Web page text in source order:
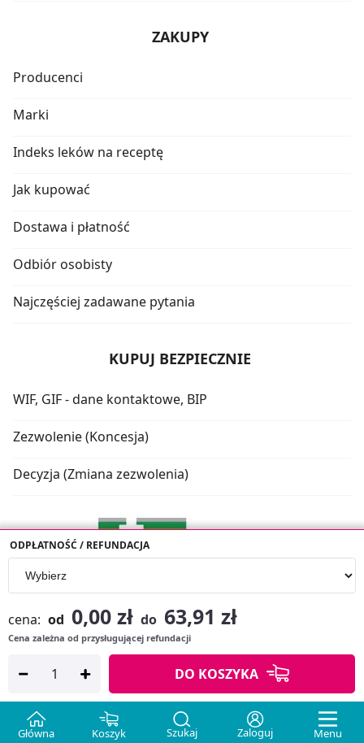
Główna Koszyk Szukaj Zaloguj Menu
ODPŁATNOŚĆ / REFUNDACJA
cena: od 0,00 zł do 63,91 zł
Cena zależna od przysługującej refundacji
DO KOSZYKA
ZAKUPY
Producenci
Marki
Indeks leków na receptę
Jak kupować
Dostawa i płatność
Odbiór osobisty
Najczęściej zadawane pytania
KUPUJ BEZPIECZNIE
WIF, GIF - dane kontaktowe, BIP
Zezwolenie (Koncesja)
Decyzja (Zmiana zezwolenia)
Copyright © 2026
APTUSSHOP
Projekt strony: MEDICARE.PL iAPTUS.PL